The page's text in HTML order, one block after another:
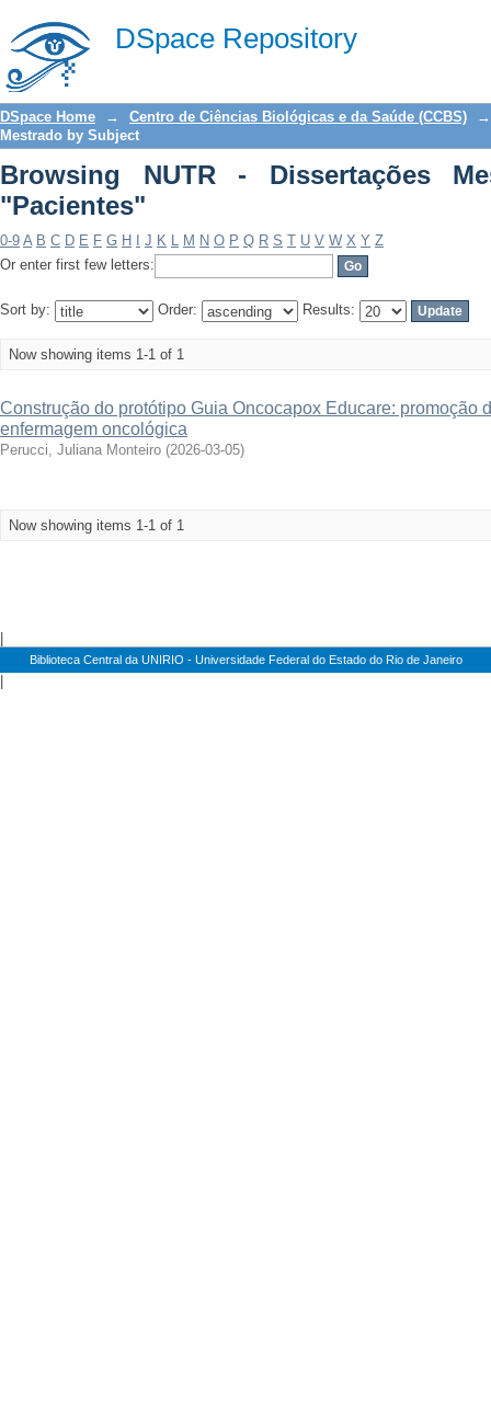
DSpace Repository
Browsing NUTR - Dissertações
DSpace Home → Centro de Ciências Biológicas e da Saúde (CCBS)
→
Mestrado by Subject
Browsing NUTR - Dissertações
"Pacientes"
0-9 A B C D E F G H J K L M N O P Q R S T U V W X Y Z
Or enter first few letters:
Sort by: Order: Results:
Now showing items 1-1 of 1
Construção do protótipo Guia Oncocapox Educare: promoção
enfermagem oncológica
Perucci, Juliana Monteiro (2026-03-05)
Now showing items 1-1 of 1
Biblioteca Central da UNIRIO - Universidade Federal do Estado do Rio de Janeiro